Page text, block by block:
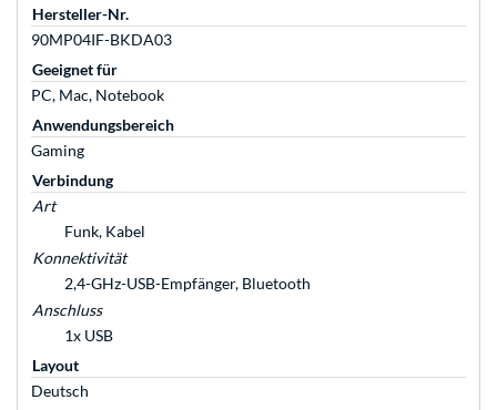
Hersteller-Nr.
90MP04IF-BKDA03
Geeignet für
PC, Mac, Notebook
Anwendungsbereich
Gaming
Verbindung
Art
Funk, Kabel
Konnektivität
2,4-GHz-USB-Empfänger, Bluetooth
Anschluss
1x USB
Layout
Deutsch